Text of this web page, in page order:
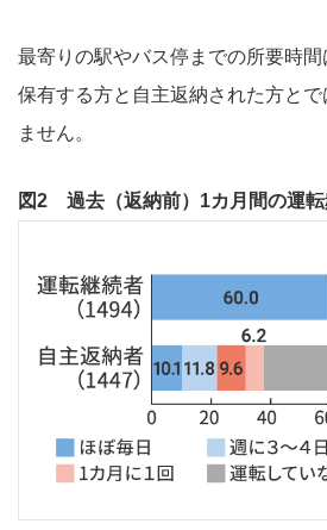
最寄りの駅やバス停までの所要時
保有する方と自主返納された方とで
ません。
図2 過去（返納前）1カ月間の運